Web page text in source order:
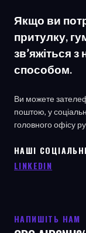
Якщо ви
притулку,
зв’яжіться
способом.
Ви можете
поштою, у
головного офісу ру
НАШІ СОЦІАЛЬНІ
LINKEDIN
НАПИШІТЬ НАМ